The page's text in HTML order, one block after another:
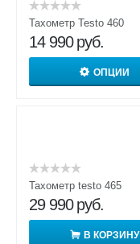
Тахометр Testo 460
14 990 руб.
ОПЦИИ
Тахометр testo 465
29 990 руб.
В КОРЗИНУ